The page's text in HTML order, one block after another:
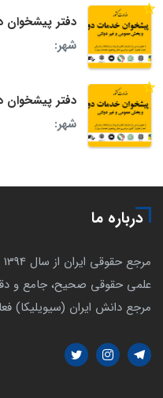
دفتر پیشخوان
شهر:
دفتر پیشخوان دولت
شهر:
درباره ما
علمی حقوقی صحیح، جامع و
مرجع دانش ایران (سیویلیکا)